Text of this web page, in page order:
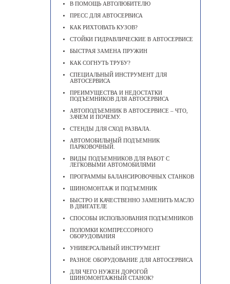
В ПОМОЩЬ АВТОЛЮБИТЕЛЮ
ПРЕСС ДЛЯ АВТОСЕРВИСА
КАК РИХТОВАТЬ КУЗОВ?
СТОЙКИ ГИДРАВЛИЧЕСКИЕ В АВТОСЕРВИСЕ
БЫСТРАЯ ЗАМЕНА ПРУЖИН
КАК СОГНУТЬ ТРУБУ?
СПЕЦИАЛЬНЫЙ ИНСТРУМЕНТ ДЛЯ
АВТОСЕРВИСА
ПРЕИМУЩЕСТВА И НЕДОСТАТКИ
ПОДЪЕМНИКОВ ДЛЯ АВТОСЕРВИСА
АВТОПОДЪЕМНИК В АВТОСЕРВИСЕ – ЧТО,
ЗАЧЕМ И ПОЧЕМУ.
СТЕНДЫ ДЛЯ СХОД РАЗВАЛА.
АВТОМОБИЛЬНЫЙ ПОДЪЕМНИК
ПАРКОВОЧНЫЙ.
ВИДЫ ПОДЪЕМНИКОВ ДЛЯ РАБОТ С
ЛЕГКОВЫМИ АВТОМОБИЛЯМИ
ПРОГРАММЫ БАЛАНСИРОВОЧНЫХ СТАНКОВ
ШИНОМОНТАЖ И ПОДЪЕМНИК
БЫСТРО И КАЧЕСТВЕННО ЗАМЕНИТЬ МАСЛО
В ДВИГАТЕЛЕ
CПОСОБЫ ИСПОЛЬЗОВАНИЯ ПОДЪЕМНИКОВ
ПОЛОМКИ КОМПРЕССОРНОГО
ОБОРУДОВАНИЯ
УНИВЕРСАЛЬНЫЙ ИНСТРУМЕНТ
РАЗНОЕ ОБОРУДОВАНИЕ ДЛЯ АВТОСЕРВИСА
ДЛЯ ЧЕГО НУЖЕН ДОРОГОЙ
ШИНОМОНТАЖНЫЙ СТАНОК?